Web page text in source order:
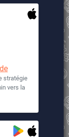
stratégie
vers la